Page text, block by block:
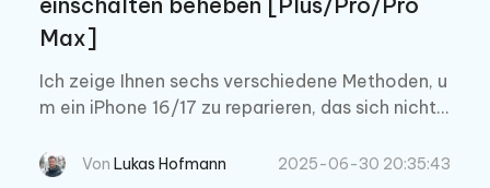
Max]
Ich zeige Ihnen sechs verschiedene Methoden, u
m ein iPhone 16/17 zu reparieren, das sich nicht
Anfang bis Ende, um herauszufinden, wie es geh
Von Lukas Hofmann 2025-06-30 20:35:43